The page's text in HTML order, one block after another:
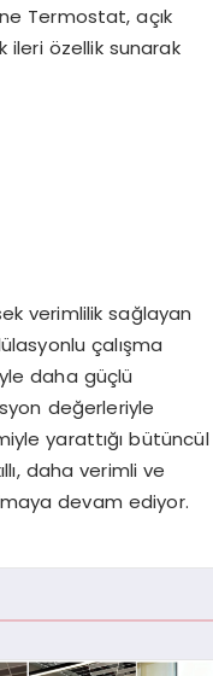
Termostat, açık
ileri özellik sunarak
verimlilik sağlayan
çalışma
daha güçlü
değerleriyle
yarattığı bütüncül
daha verimli ve
devam ediyor.